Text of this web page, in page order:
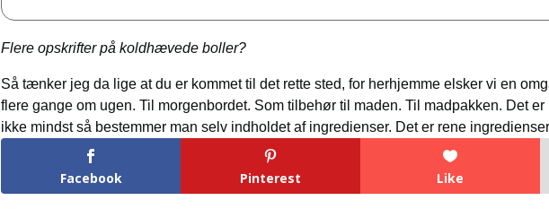
Flere opskrifter på koldhævede boller?
Så tænker jeg da lige at du er kommet til det rette sted, for herhjemme elsker vi en
flere gange om ugen. Til morgenbordet. Som tilbehør til maden. Til madpakken. Det
ikke mindst så bestemmer man selv indholdet af ingredienser. Det er rene
Facebook Pinterest Like